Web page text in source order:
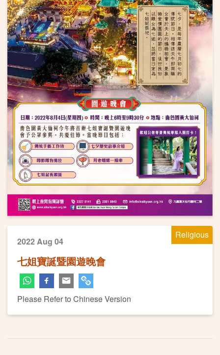
Religious
2022 Aug 04
七姐寶誕暨園遊晚會
Please Refer to Chinese Version